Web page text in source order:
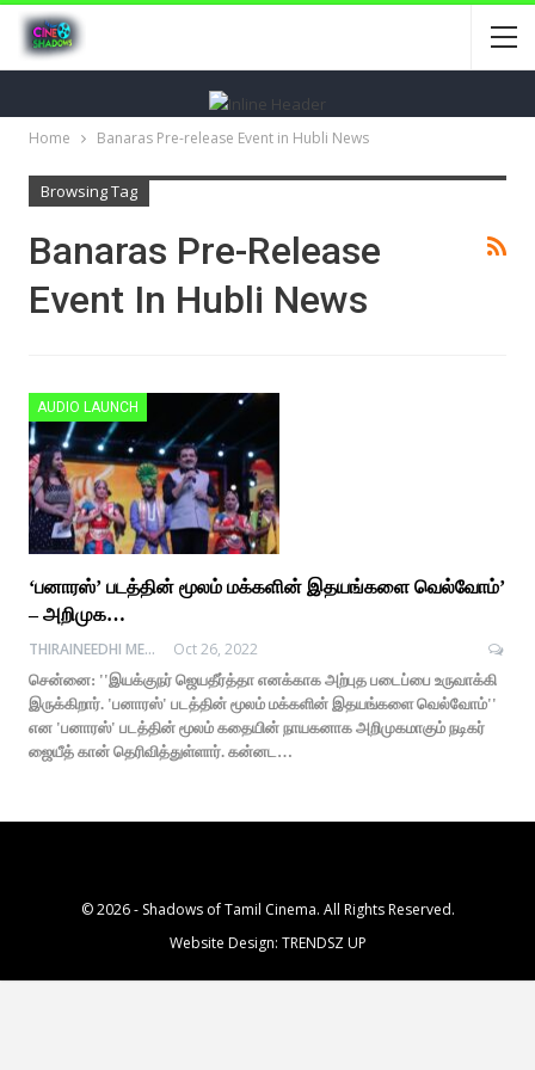
Home Banaras Pre-release Event in Hubli News
Browsing Tag
Banaras Pre-Release
Event In Hubli News
AUDIO LAUNCH
‘பனாரஸ்’ படத்தின் மூலம் மக்களின் இதயங்களை வெல்வோம்’
– அறிமுக…
THIRAINEEDHI MEDIA
Oct 26, 2022
சென்னை: ''இயக்குநர் ஜெயதீர்த்தா எனக்காக அற்புத படைப்பை உருவாக்கி
இருக்கிறார். 'பனாரஸ்' படத்தின் மூலம் மக்களின் இதயங்களை வெல்வோம்''
என 'பனாரஸ்' படத்தின் மூலம் கதையின் நாயகனாக அறிமுகமாகும் நடிகர்
ஜையீத் கான் தெரிவித்துள்ளார். கன்னட…
© 2026 - Shadows of Tamil Cinema. All Rights Reserved.
Website Design: TRENDSZ UP